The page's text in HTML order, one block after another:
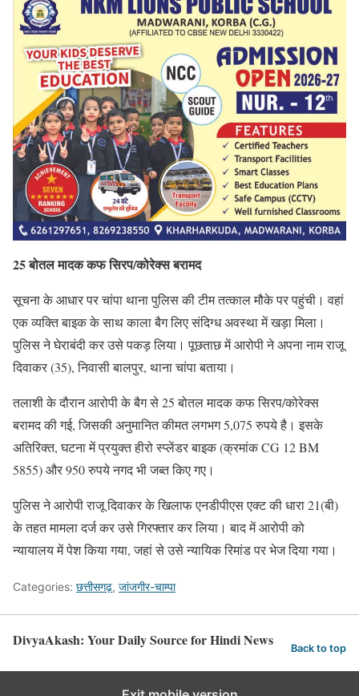
25 बोतल मादक कफ सिरप/कोरेक्स बरामद
सूचना के आधार पर चांपा थाना पुलिस की टीम तत्काल मौके पर पहुंची। वहां
एक व्यक्ति बाइक के साथ काला बैग लिए संदिग्ध अवस्था में खड़ा मिला।
पुलिस ने घेराबंदी कर उसे पकड़ लिया। पूछताछ में आरोपी ने अपना नाम राजू
दिवाकर (35), निवासी बालपुर, थाना चांपा बताया।
तलाशी के दौरान आरोपी के बैग से 25 बोतल मादक कफ सिरप/कोरेक्स
बरामद की गई, जिसकी अनुमानित कीमत लगभग 5,075 रुपये है। इसके
अतिरिक्त, घटना में प्रयुक्त हीरो स्प्लेंडर बाइक (क्रमांक CG 12 BM
5855) और 950 रुपये नगद भी जब्त किए गए।
पुलिस ने आरोपी राजू दिवाकर के खिलाफ एनडीपीएस एक्ट की धारा 21(बी)
के तहत मामला दर्ज कर उसे गिरफ्तार कर लिया। बाद में आरोपी को
न्यायालय में पेश किया गया, जहां से उसे न्यायिक रिमांड पर भेज दिया गया।
Categories: छत्तीसगढ़, जांजगीर-चाम्पा
DivyaAkash: Your Daily Source for Hindi News Back to top